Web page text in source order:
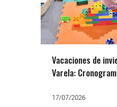
Vacaciones de
Varela:
17/07/2026